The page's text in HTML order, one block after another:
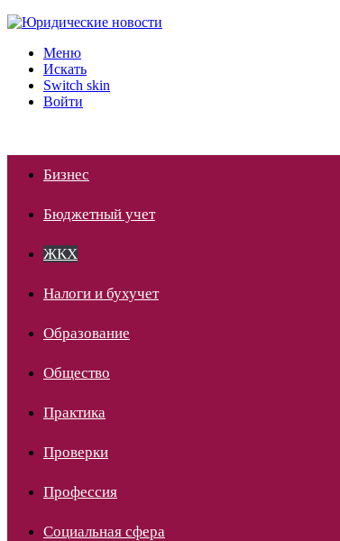
Меню
Искать
Switch skin
Войти
Бизнес
Бюджетный учет
ЖКХ
Налоги и бухучет
Образование
Общество
Практика
Проверки
Профессия
Социальная сфера